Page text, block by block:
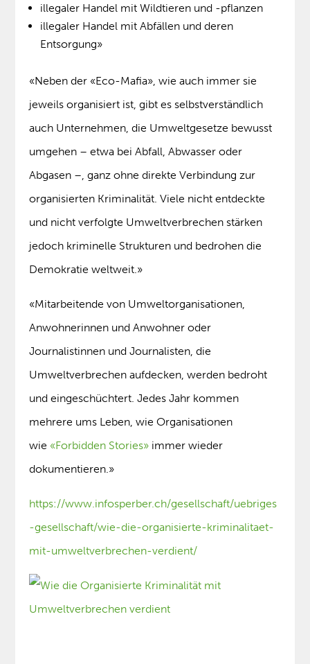
illegaler Handel mit Wildtieren und -pflanzen
illegaler Handel mit Abfällen und deren
Entsorgung»
«Neben der «Eco-Mafia», wie auch immer sie
jeweils organisiert ist, gibt es selbstverständlich
auch Unternehmen, die Umweltgesetze bewusst
umgehen – etwa bei Abfall, Abwasser oder
Abgasen –, ganz ohne direkte Verbindung zur
organisierten Kriminalität. Viele nicht entdeckte
und nicht verfolgte Umweltverbrechen stärken
jedoch kriminelle Strukturen und bedrohen die
Demokratie weltweit.»
«Mitarbeitende von Umweltorganisationen,
Anwohnerinnen und Anwohner oder
Journalistinnen und Journalisten, die
Umweltverbrechen aufdecken, werden bedroht
und eingeschüchtert. Jedes Jahr kommen
mehrere ums Leben, wie Organisationen
wie «Forbidden Stories» immer wieder
dokumentieren.»
https://www.infosperber.ch/gesellschaft/uebriges
-gesellschaft/wie-die-organisierte-kriminalitaet-
mit-umweltverbrechen-verdient/